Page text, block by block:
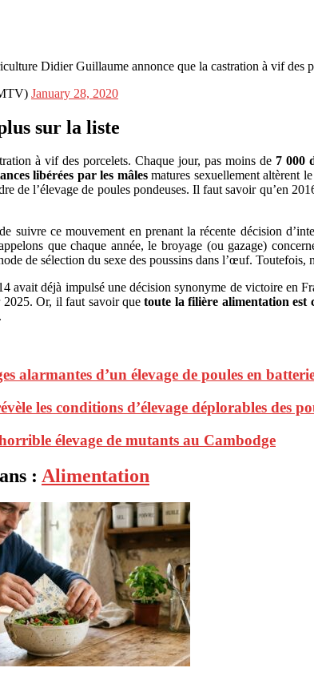
Didier Guillaume annonce que la castration à vif des
January 28, 2020
sur la liste
à vif des porcelets. Chaque jour, pas moins de 7 000
libérées par les mâlesmatures sexuellement altèrent
de l’élevage de poules pondeuses. Il faut savoir qu’en
suivre ce mouvement en prenant la récente décision
que chaque année, le broyage (ou gazage)
de sélection du sexe des poussins dans l’œuf. Toutefois,
avait déjà impulsé une décision synonyme de victoire en
2025. Or, il faut savoir quetoute la filière alimentation est
alarmantes d’un élevage de poules en
les conditions d’élevage déplorables des
élevage de mutants au Cambodge
: Alimentation